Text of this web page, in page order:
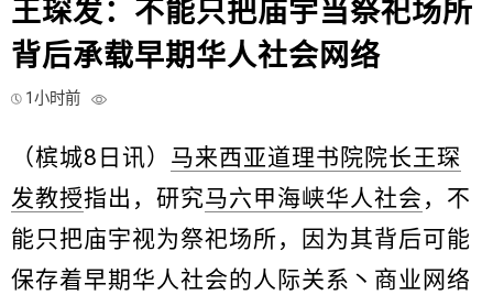
王琛发：不能只把庙宇当祭祀场所
背后承载早期华人社会网络
1小时前
（槟城8日讯） 马来西亚道理书院院长王琛
发教授指出，研究马六甲海峡华人社会 ，不
能只把庙宇视为祭祀场所，因为其背后可能
保存着早期华人社会的人际关系丶商业网络